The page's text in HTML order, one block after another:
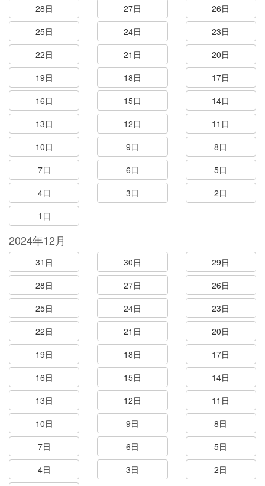
28日
27日
26日
25日
24日
23日
22日
21日
20日
19日
18日
17日
16日
15日
14日
13日
12日
11日
10日
9日
8日
7日
6日
5日
4日
3日
2日
1日
2024年12月
31日 30日
29日
28日
27日
26日
25日
24日
23日
22日
21日
20日
19日
18日
17日
16日
15日
14日
13日
12日
11日
10日
9日
8日
7日
6日
5日
4日
3日
2日